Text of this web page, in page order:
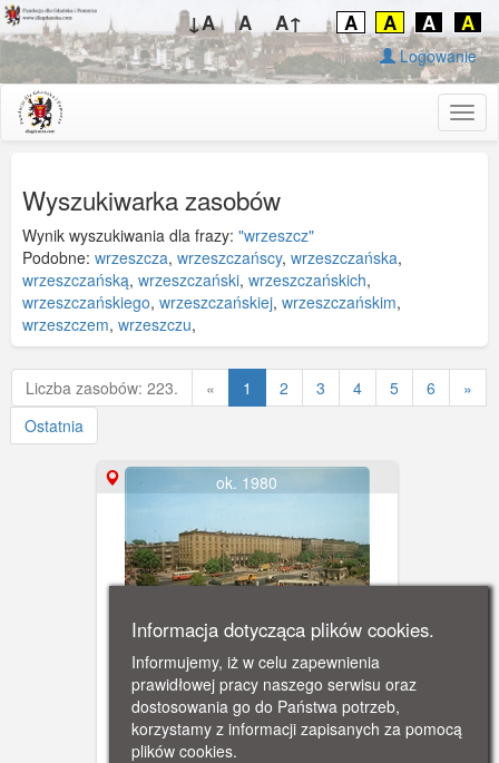
↓A A A↑ A A A A
Logowanie
Wyszukiwarka zasobów
Wynik wyszukiwania dla frazy: "wrzeszcz"
Podobne: wrzeszcza, wrzeszczańscy, wrzeszczańska,
wrzeszczańską, wrzeszczański, wrzeszczańskich,
wrzeszczańskiego, wrzeszczańskiej, wrzeszczańskim,
wrzeszczem, wrzeszczu,
Liczba zasobów: 223. « Poprzednia
1 2 3 4 5 6
»
Ostatnia
ok. 1980
Wrzeszcz
Aleja Grunwaldzka - widok wieżowca
Olimp
Informacja dotycząca plików cookies.
Informujemy, iż w celu zapewnienia
prawidłowej pracy naszego serwisu oraz
dostosowania go do Państwa potrzeb,
korzystamy z informacji zapisanych za pomocą
plików cookies.